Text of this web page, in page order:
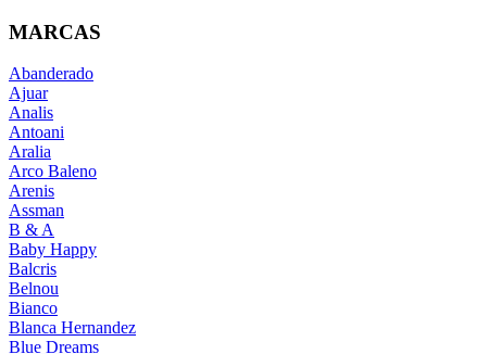
MARCAS
Abanderado
Ajuar
Analis
Antoani
Aralia
Arco Baleno
Arenis
Assman
B & A
Baby Happy
Balcris
Belnou
Bianco
Blanca Hernandez
Blue Dreams